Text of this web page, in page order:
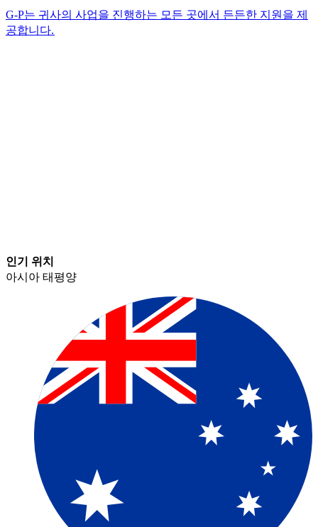
G-P는 귀사의 사업을 진행하는 모든 곳에서 든든한 지원을 제
공합니다.​​
인기 위치​​
아시아 태평양​​